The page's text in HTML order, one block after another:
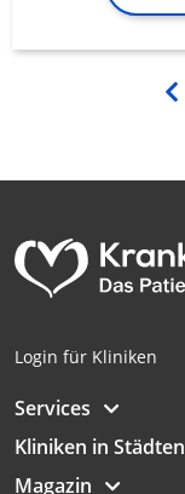
Login für Kliniken
Services
Kliniken in Städten
Magazin